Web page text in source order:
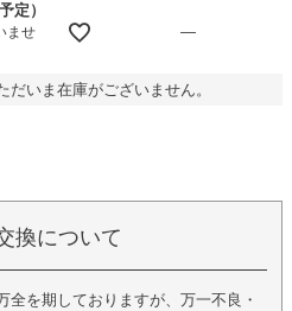
定）
ませ
—
だいま在庫がございません。
換について
全を期しておりますが、万一不良・